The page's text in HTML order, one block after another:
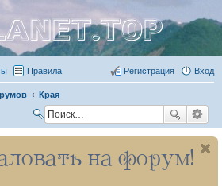
Правила Вход
Регистрация
Края
ск
на форум!